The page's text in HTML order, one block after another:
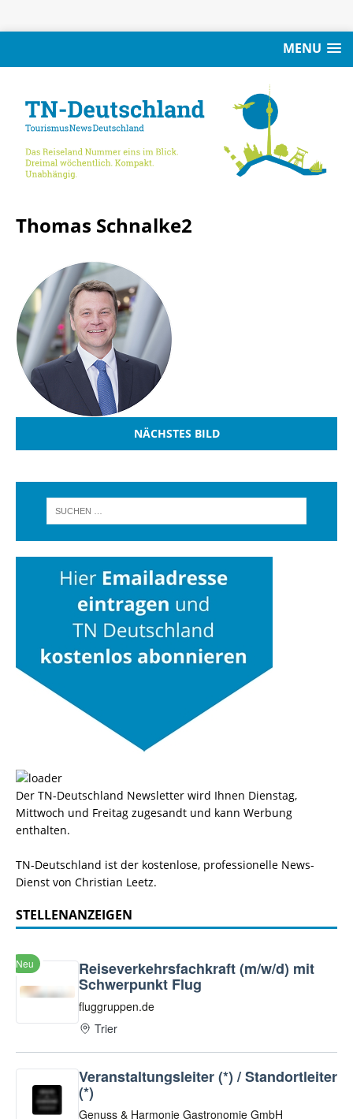
MENU
Thomas Schnalke2
NÄCHSTES BILD
Der TN-Deutschland Newsletter wird Ihnen Dienstag,
Mittwoch und Freitag zugesandt und kann Werbung
enthalten.
TN-Deutschland ist der kostenlose, professionelle News-
Dienst von Christian Leetz.
STELLENANZEIGEN